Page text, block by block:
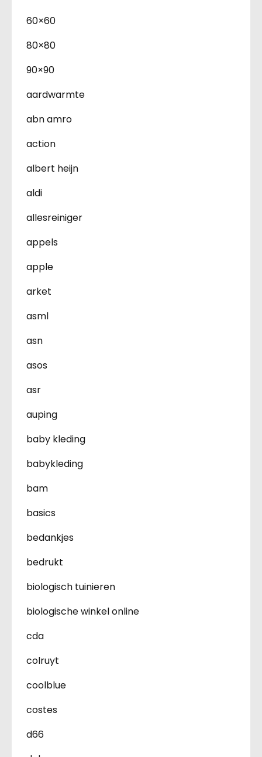
60×60
80×80
90×90
aardwarmte
abn amro
action
albert heijn
aldi
allesreiniger
appels
apple
arket
asml
asn
asos
asr
auping
baby kleding
babykleding
bam
basics
bedankjes
bedrukt
biologisch tuinieren
biologische winkel online
cda
colruyt
coolblue
costes
d66